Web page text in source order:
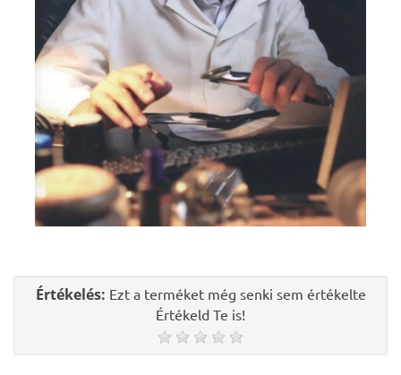
Értékelés: Ezt a terméket még senki sem értékelte
Értékeld Te is!